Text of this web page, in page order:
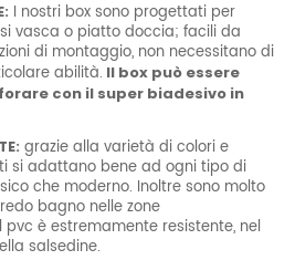
I nostri box sono progettati per
vasca o piatto doccia; facili da
di montaggio, non necessitano di
abilità. Il box può essere
con il super biadesivo in
grazie alla varietà di colori e
si adattano bene ad ogni tipo di
che moderno. Inoltre sono molto
bagno nelle zone
è estremamente resistente, nel
salsedine.